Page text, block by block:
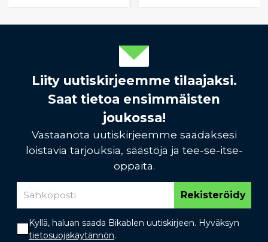
Liity uutiskirjeemme tilaajaksi.
Saat tietoa ensimmäisten
joukossa!
Vastaanota uutiskirjeemme saadaksesi
loistavia tarjouksia, säästöjä ja tee-se-itse-
oppaita.
Rekisteröidy
Kyllä, haluan saada Bikablen uutiskirjeen. Hyväksyn
tietosuojakäytännön.